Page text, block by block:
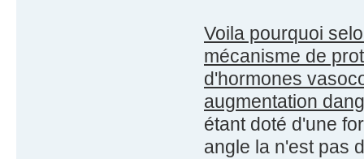
Voila pourquoi
mécanisme de
d'hormones
augmentation
étant doté d'une
angle la n'est pas